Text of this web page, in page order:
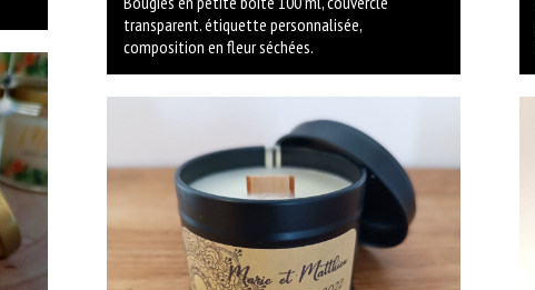
transparent. étiquette personnalisée,
composition en fleur séchées.